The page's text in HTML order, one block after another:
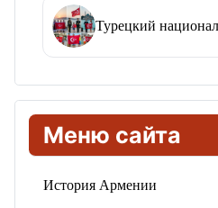
Меню сайта
История Армении
Турецкий